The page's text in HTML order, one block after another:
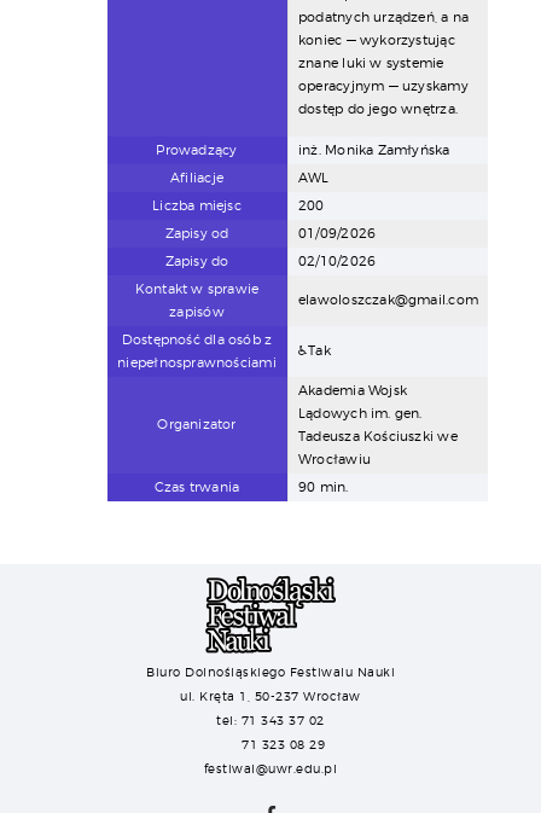
podatnych urządzeń, a na
koniec — wykorzystując
znane luki w systemie
operacyjnym — uzyskamy
dostęp do jego wnętrza.
Prowadzący
inż. Monika Zamłyńska
Afiliacje
AWL
Liczba miejsc
200
Zapisy od
01/09/2026
Zapisy do
02/10/2026
Kontakt w sprawie
zapisów
elawoloszczak@gmail.com
Dostępność dla osób z
niepełnosprawnościami
♿Tak
Organizator
Akademia Wojsk
Lądowych im. gen.
Tadeusza Kościuszki we
Wrocławiu
Czas trwania
90 min.
Biuro Dolnośląskiego Festiwalu Nauki
ul. Kręta 1, 50-237 Wrocław
tel: 71 343 37 02
71 323 08 29
festiwal@uwr.edu.pl